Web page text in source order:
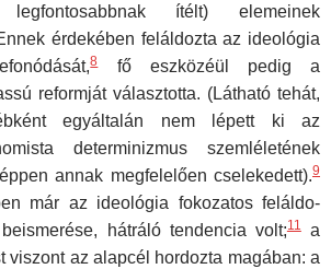
ítélt) elemeinek
érdekében felál­dozta az ideológia
8fő eszközéül pedig a
reformját választotta. (Látható tehát,
egyáltalán nem lépett ki az
deter­minizmus szemléletének
annak megfelelően cselekedett).9
már az ideológia fokozatos feláldo­
hátráló tendencia volt;11a
viszont az alapcél hordozta magában: a